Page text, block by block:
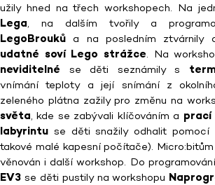
užily hned na třech workshopech. Na
Lega, na dalším tvořily a
LegoBrouků a na posledním ztvárnily
udatné soví Lego strážce. Na
neviditelné se děti seznámily s
vnímání teploty a její snímání z
zeleného plátna zažily pro změnu na
světa, kde se zabývali klíčováním a prací
labyrintu se děti snažily odhalit pomocí
takové malé kapesní počítače).
věnován i další workshop. Do programování
EV3 se děti pustily na workshopu